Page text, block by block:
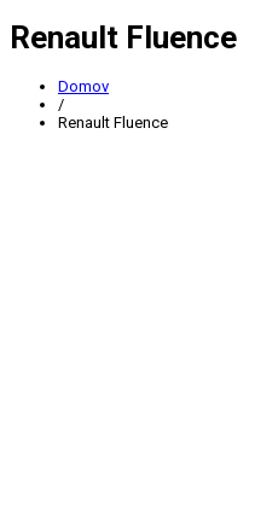
Renault Fluence
Domov
/
Renault Fluence